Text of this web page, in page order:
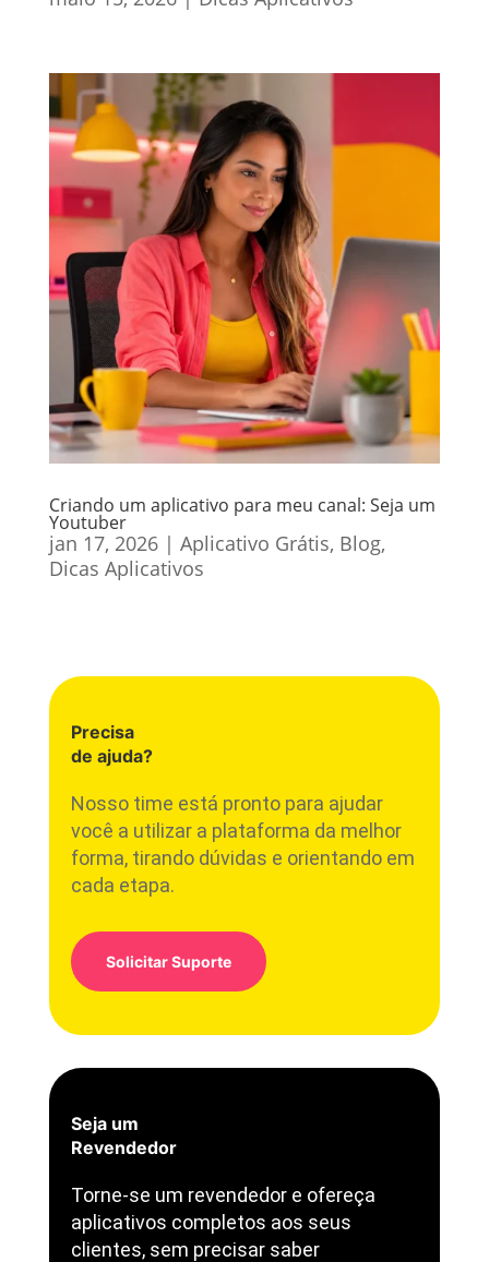
Criando um aplicativo para meu canal: Seja um
Youtuber
jan 17, 2026| Aplicativo Grátis, Blog,
Dicas Aplicativos
Precisa
de ajuda?
Nosso time está pronto para ajudar
você a utilizar a plataforma da melhor
forma, tirando dúvidas e orientando em
cada etapa.
Solicitar Suporte
Seja um
Revendedor
Torne-se um revendedor e ofereça
aplicativos completos aos seus
clientes, sem precisar saber